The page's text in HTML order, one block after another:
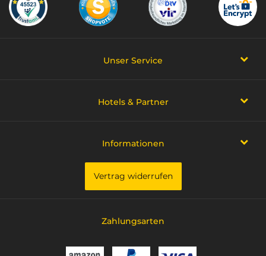
Unser Service
Hotels & Partner
Informationen
Vertrag widerrufen
Zahlungsarten